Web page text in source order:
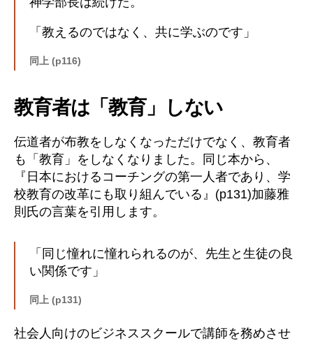
「教えるのではなく、共に学ぶのです」
同上 (p116)
教育者は「教育」しない
伝道者が布教をしなくなっただけでなく、教育者
も「教育」をしなくなりました。同じ本から、
『日本におけるコーチングの第一人者であり、学
校教育の改革にも取り組んでいる』(p131)加藤雅
則氏の言葉を引用します。
「同じ憧れに憧れられるのが、先生と生徒の良
い関係です」
同上 (p131)
社会人向けのビジネススクールで講師を務めさせ